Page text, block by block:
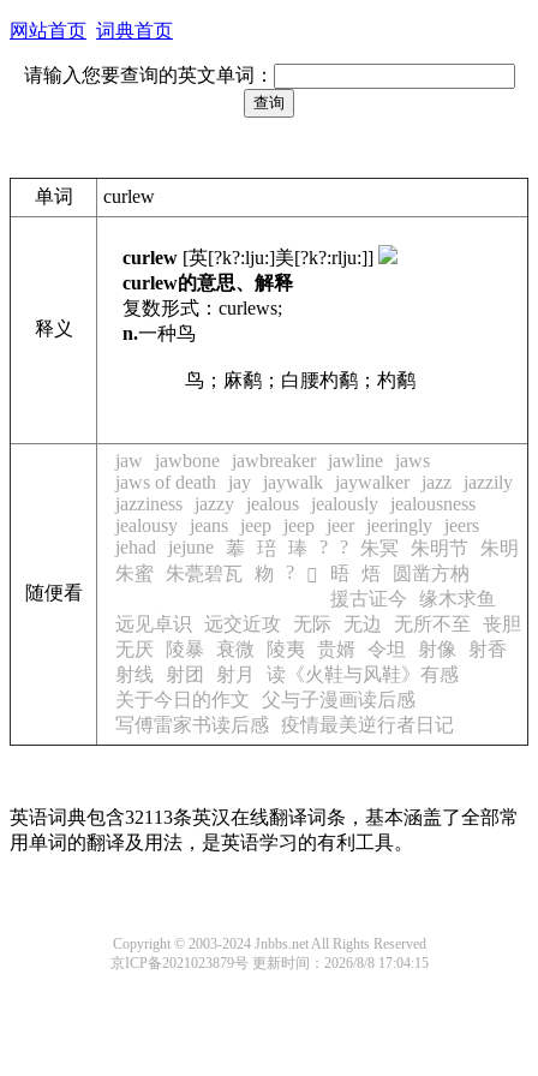
网站首页 词典首页
请输入您要查询的英文单词：
单词 curlew
释义
curlew [英[?k?:lju:]美[?k?:rlju:]]
curlew的意思、解释
复数形式：curlews;
n.一种鸟
鸟；麻鹬；白腰杓鹬；杓鹬
随便看
jaw jawbone jawbreaker jawline
jaws
jaws of death
jay jaywalk jaywalker jazz
jazzily
jazziness
jazzy jealous jealously
jealousness
jealousy
jeans jeep jeep jeer jeeringly
jeers
jehad
jejune 菶 琣 琫 ? ? 朱冥 朱明节
朱明
朱蜜
朱甍碧瓦 粅 ? 𡨂 晤 焐
圆凿方枘
援古证今
缘木求鱼
远见卓识
远交近攻 无际 无边 无所不至
丧胆
无厌
陵暴 衰微 陵夷 贵婿 令坦 射像
射香
射线
射团 射月
读《火鞋与风鞋》有感
关于今日的作文
父与子漫画读后感
写傅雷家书读后感
疫情最美逆行者日记
英语词典包含32113条英汉在线翻译词条，基本涵盖了全部常
用单词的翻译及用法，是英语学习的有利工具。
Copyright © 2003-2024 Jnbbs.net All Rights Reserved
京ICP备2021023879号 更新时间：2026/8/8 17:04:15